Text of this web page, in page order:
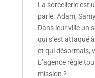
La sorcellerie est
parle. Adam,
Dans leur ville un
qui s’est attaqué
et qui désormais,
L’agence règle
mission ?